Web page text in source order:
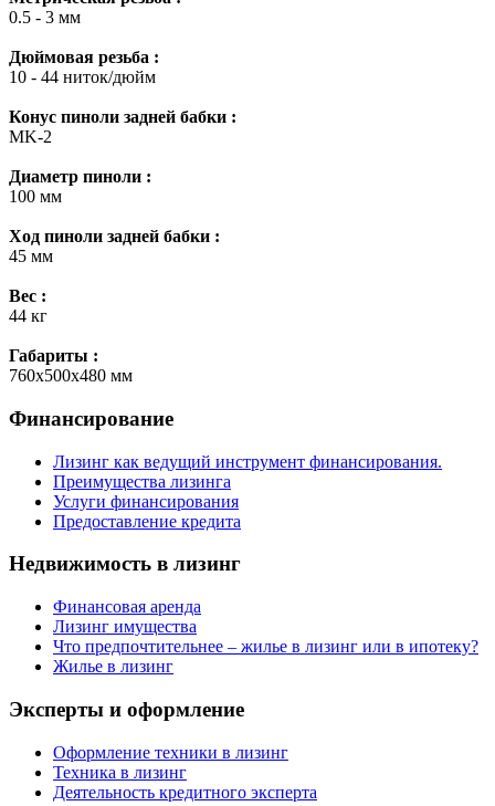
0.5 - 3 мм
Дюймовая резьба :
10 - 44 ниток/дюйм
Конус пиноли задней бабки :
MK-2
Диаметр пиноли :
100 мм
Ход пиноли задней бабки :
45 мм
Вес :
44 кг
Габариты :
760х500х480 мм
Финансирование
Лизинг как ведущий инструмент финансирования.
Преимущества лизинга
Услуги финансирования
Предоставление кредита
Недвижимость в лизинг
Финансовая аренда
Лизинг имущества
Что предпочтительнее – жилье в лизинг или в ипотеку?
Жилье в лизинг
Эксперты и оформление
Оформление техники в лизинг
Техника в лизинг
Деятельность кредитного эксперта